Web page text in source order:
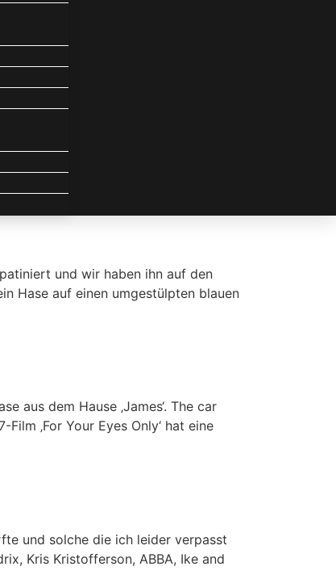
und wir haben ihn auf den
Hase auf einen umgestülpten blauen
aus dem Hause ‚James‘. The car
‚For Your Eyes Only‘ hat eine
und solche die ich leider verpasst
Kris Kristofferson, ABBA, Ike and